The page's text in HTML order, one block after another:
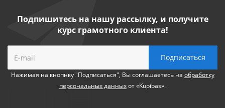
Подпишитесь на нашу рассылку, и получите
курс грамотного клиента!
Нажимая на кнопнку "Подписаться", Вы соглашаетесь на обработку
персональных данныхот «Kupibas».